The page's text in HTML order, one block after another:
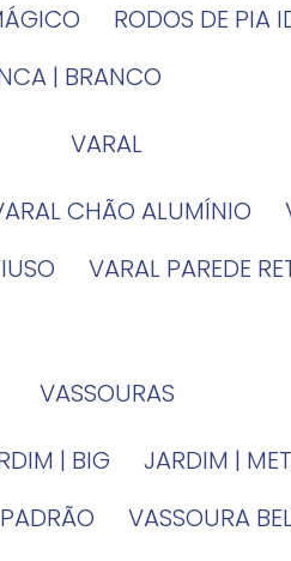
RODOS DE PIA
| BRANCO
VARAL
VARAL CHÃO ALUMÍNIO
VARAL PAREDE
VASSOURAS
| BIG JARDIM |
VASSOURA